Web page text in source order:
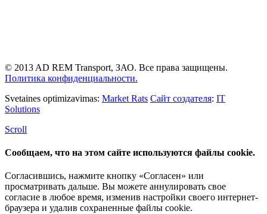
© 2013 AD REM Transport, ЗАО. Все права защищены.
Политика конфиденциальности.
Svetaines optimizavimas: Market Rats Сайт создателя: IT
Solutions
Scroll
Сообщаем, что на этом сайте используются файлы cookie.
Согласившись, нажмите кнопку «Согласен» или
просматривать дальше. Вы можете аннулировать свое
согласие в любое время, изменив настройки своего интернет-
браузера и удалив сохраненные файлы cookie.